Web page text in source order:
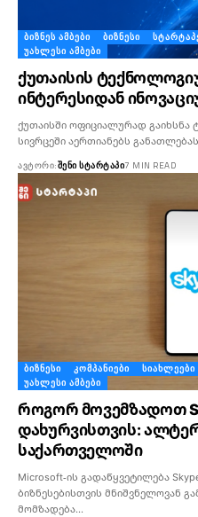
ᲑᲘᲖᲜᲔᲡ ᲐᲛᲑᲔᲑᲘ ᲑᲘᲖᲜᲔᲡᲘ
ᲣᲐᲮᲚᲔᲡᲘ ᲐᲛᲑᲔᲑᲘ
ქუთაისის
ინტერესიდან
ქუთაისში ოფიციალურად
სივრცეში აერთიანებს
ᲐᲕᲢᲝᲠᲘ:ᲨᲔᲜᲘ ᲡᲢᲐᲠᲢᲐᲞᲘ7 MIN READ
ᲑᲘᲖᲜᲔᲡᲘ ᲙᲝᲛᲞᲐᲜᲘᲔᲑᲘ ᲡᲘᲐᲮᲚᲔᲔᲑᲘ
ᲣᲐᲮᲚᲔᲡᲘ ᲐᲛᲑᲔᲑᲘ
როგორ მოვემზადოთ
დახურვისთვის:
საქართველოში
Microsoft-ის გადაწყვეტილება
ბიზნესებისთვის მნიშვნელოვან
მომზადება…